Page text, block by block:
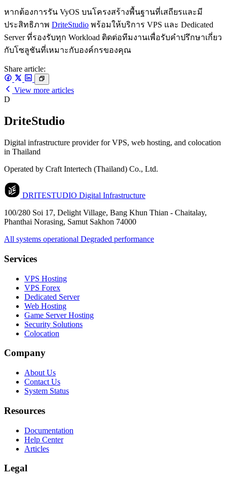
หากต้องการรัน VyOS บนโครงสร้างพื้นฐานที่เสถียรและมี
ประสิทธิภาพ DriteStudio พร้อมให้บริการ VPS และ Dedicated
Server ที่รองรับทุก Workload ติดต่อทีมงานเพื่อรับคำปรึกษาเกี่ยว
กับโซลูชันที่เหมาะกับองค์กรของคุณ
Share article:
View more articles
D
DriteStudio
Digital infrastructure provider for VPS, web hosting, and colocation
in Thailand
Operated by Craft Intertech (Thailand) Co., Ltd.
DRITESTUDIO Digital Infrastructure
100/280 Soi 17, Delight Village, Bang Khun Thian - Chaitalay,
Phanthai Norasing, Samut Sakhon 74000
All systems operational Degraded performance
Services
VPS Hosting
VPS Forex
Dedicated Server
Web Hosting
Game Server Hosting
Security Solutions
Colocation
Company
About Us
Contact Us
System Status
Resources
Documentation
Help Center
Articles
Legal